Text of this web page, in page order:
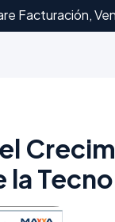
Facturación,
la